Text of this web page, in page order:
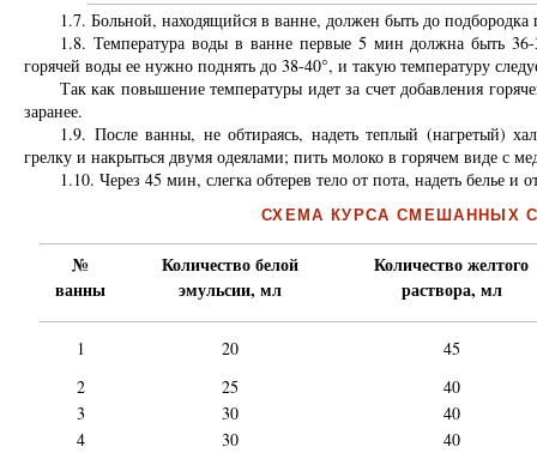
1.7. Больной, находящийся в ванне, должен быть до
1.8. Температура воды в ванне первые 5 мин должна быть
горячей воды ее нужно поднять до 38-40°, и такую температуру
Так как повышение температуры идет за счет добавления
заранее.
1.9. После ванны, не обтираясь, надеть теплый (нагретый)
грелку и накрыться двумя одеялами; пить молоко в горячем виде с
1.10. Через 45 мин, слегка обтерев тело от пота, надеть белье и
СХЕМА КУРСА СМЕШАННЫХ
№
ванны
Количество белой
эмульсии, мл
Количество желтого
раствора, мл
1 20
45
2
25
40
3
30
40
4
30
40